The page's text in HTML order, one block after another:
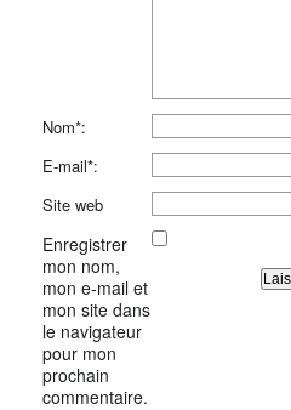
Nom*:
E-mail*:
Site web
Enregistrer
mon nom,
mon e-mail et
mon site dans
le navigateur
pour mon
prochain
commentaire.